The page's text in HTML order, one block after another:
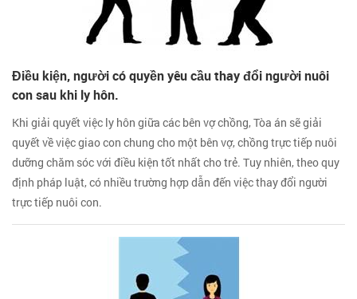
Điều kiện, người có quyền yêu cầu thay đổi người nuôi
con sau khi ly hôn.
Khi giải quyết việc ly hôn giữa các bên vợ chồng, Tòa án sẽ giải
quyết về việc giao con chung cho một bên vợ, chồng trực tiếp nuôi
dưỡng chăm sóc với điều kiện tốt nhất cho trẻ. Tuy nhiên, theo quy
định pháp luật, có nhiều trường hợp dẫn đến việc thay đổi người
trực tiếp nuôi con.